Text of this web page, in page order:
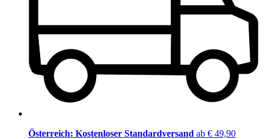
Österreich: Kostenloser Standardversand ab € 49,90